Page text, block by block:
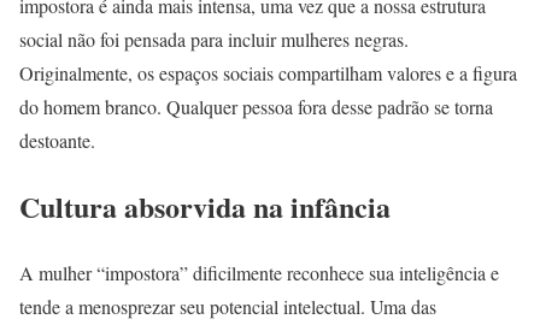
impostora é ainda mais intensa, uma vez que a nossa estrutura
social não foi pensada para incluir mulheres negras.
Originalmente, os espaços sociais compartilham valores e a figura
do homem branco. Qualquer pessoa fora desse padrão se torna
destoante.
Cultura absorvida na infância
A mulher “impostora” dificilmente reconhece sua inteligência e
tende a menosprezar seu potencial intelectual. Uma das